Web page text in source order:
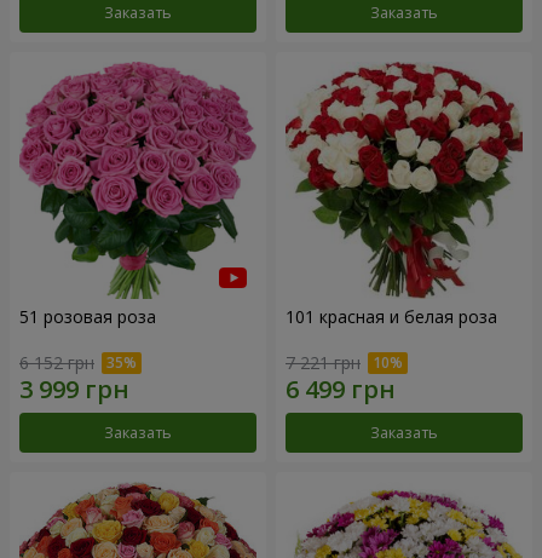
Заказать Заказать
51 розовая роза
6 152 грн
Заказать
101 красная и белая роза
7 221 грн
Заказать